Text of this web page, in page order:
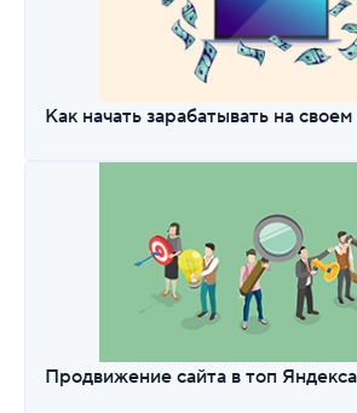
Как начать зарабатывать на
Продвижение сайта в топ Яндекса